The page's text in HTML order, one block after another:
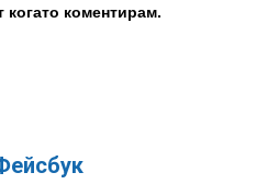
коментирам.